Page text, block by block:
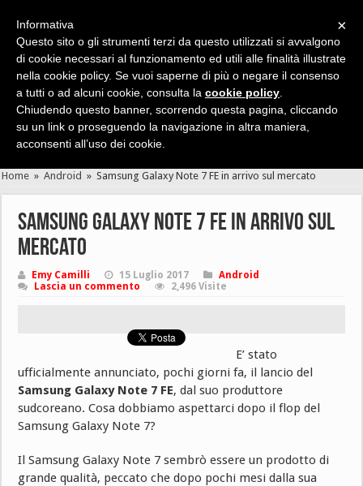
Cerca velocemente news, recensioni, guide, app, giochi ...
Home » Android » Samsung Galaxy Note 7 FE in arrivo sul mercato
Samsung Galaxy Note 7 FE in arrivo sul
mercato
Emy Camilli 15 Luglio 2017
Android
Lascia un commento
2,496 Visite
E’ stato
ufficialmente annunciato, pochi giorni fa, il lancio del
Samsung Galaxy Note 7 FE, dal suo produttore
sudcoreano. Cosa dobbiamo aspettarci dopo il flop del
Samsung Galaxy Note 7?
Il Samsung Galaxy Note 7 sembrò essere un prodotto di
grande qualità, peccato che dopo pochi mesi dalla sua
×
Informativa
Questo sito o gli strumenti terzi da questo utilizzati si avvalgono
di cookie necessari al funzionamento ed utili alle finalità illustrate
nella cookie policy. Se vuoi saperne di più o negare il consenso
a tutti o ad alcuni cookie, consulta la cookie policy
Chiudendo questo banner, scorrendo questa pagina, cliccando
su un link o proseguendo la navigazione in altra maniera,
acconsenti all’uso dei cookie.